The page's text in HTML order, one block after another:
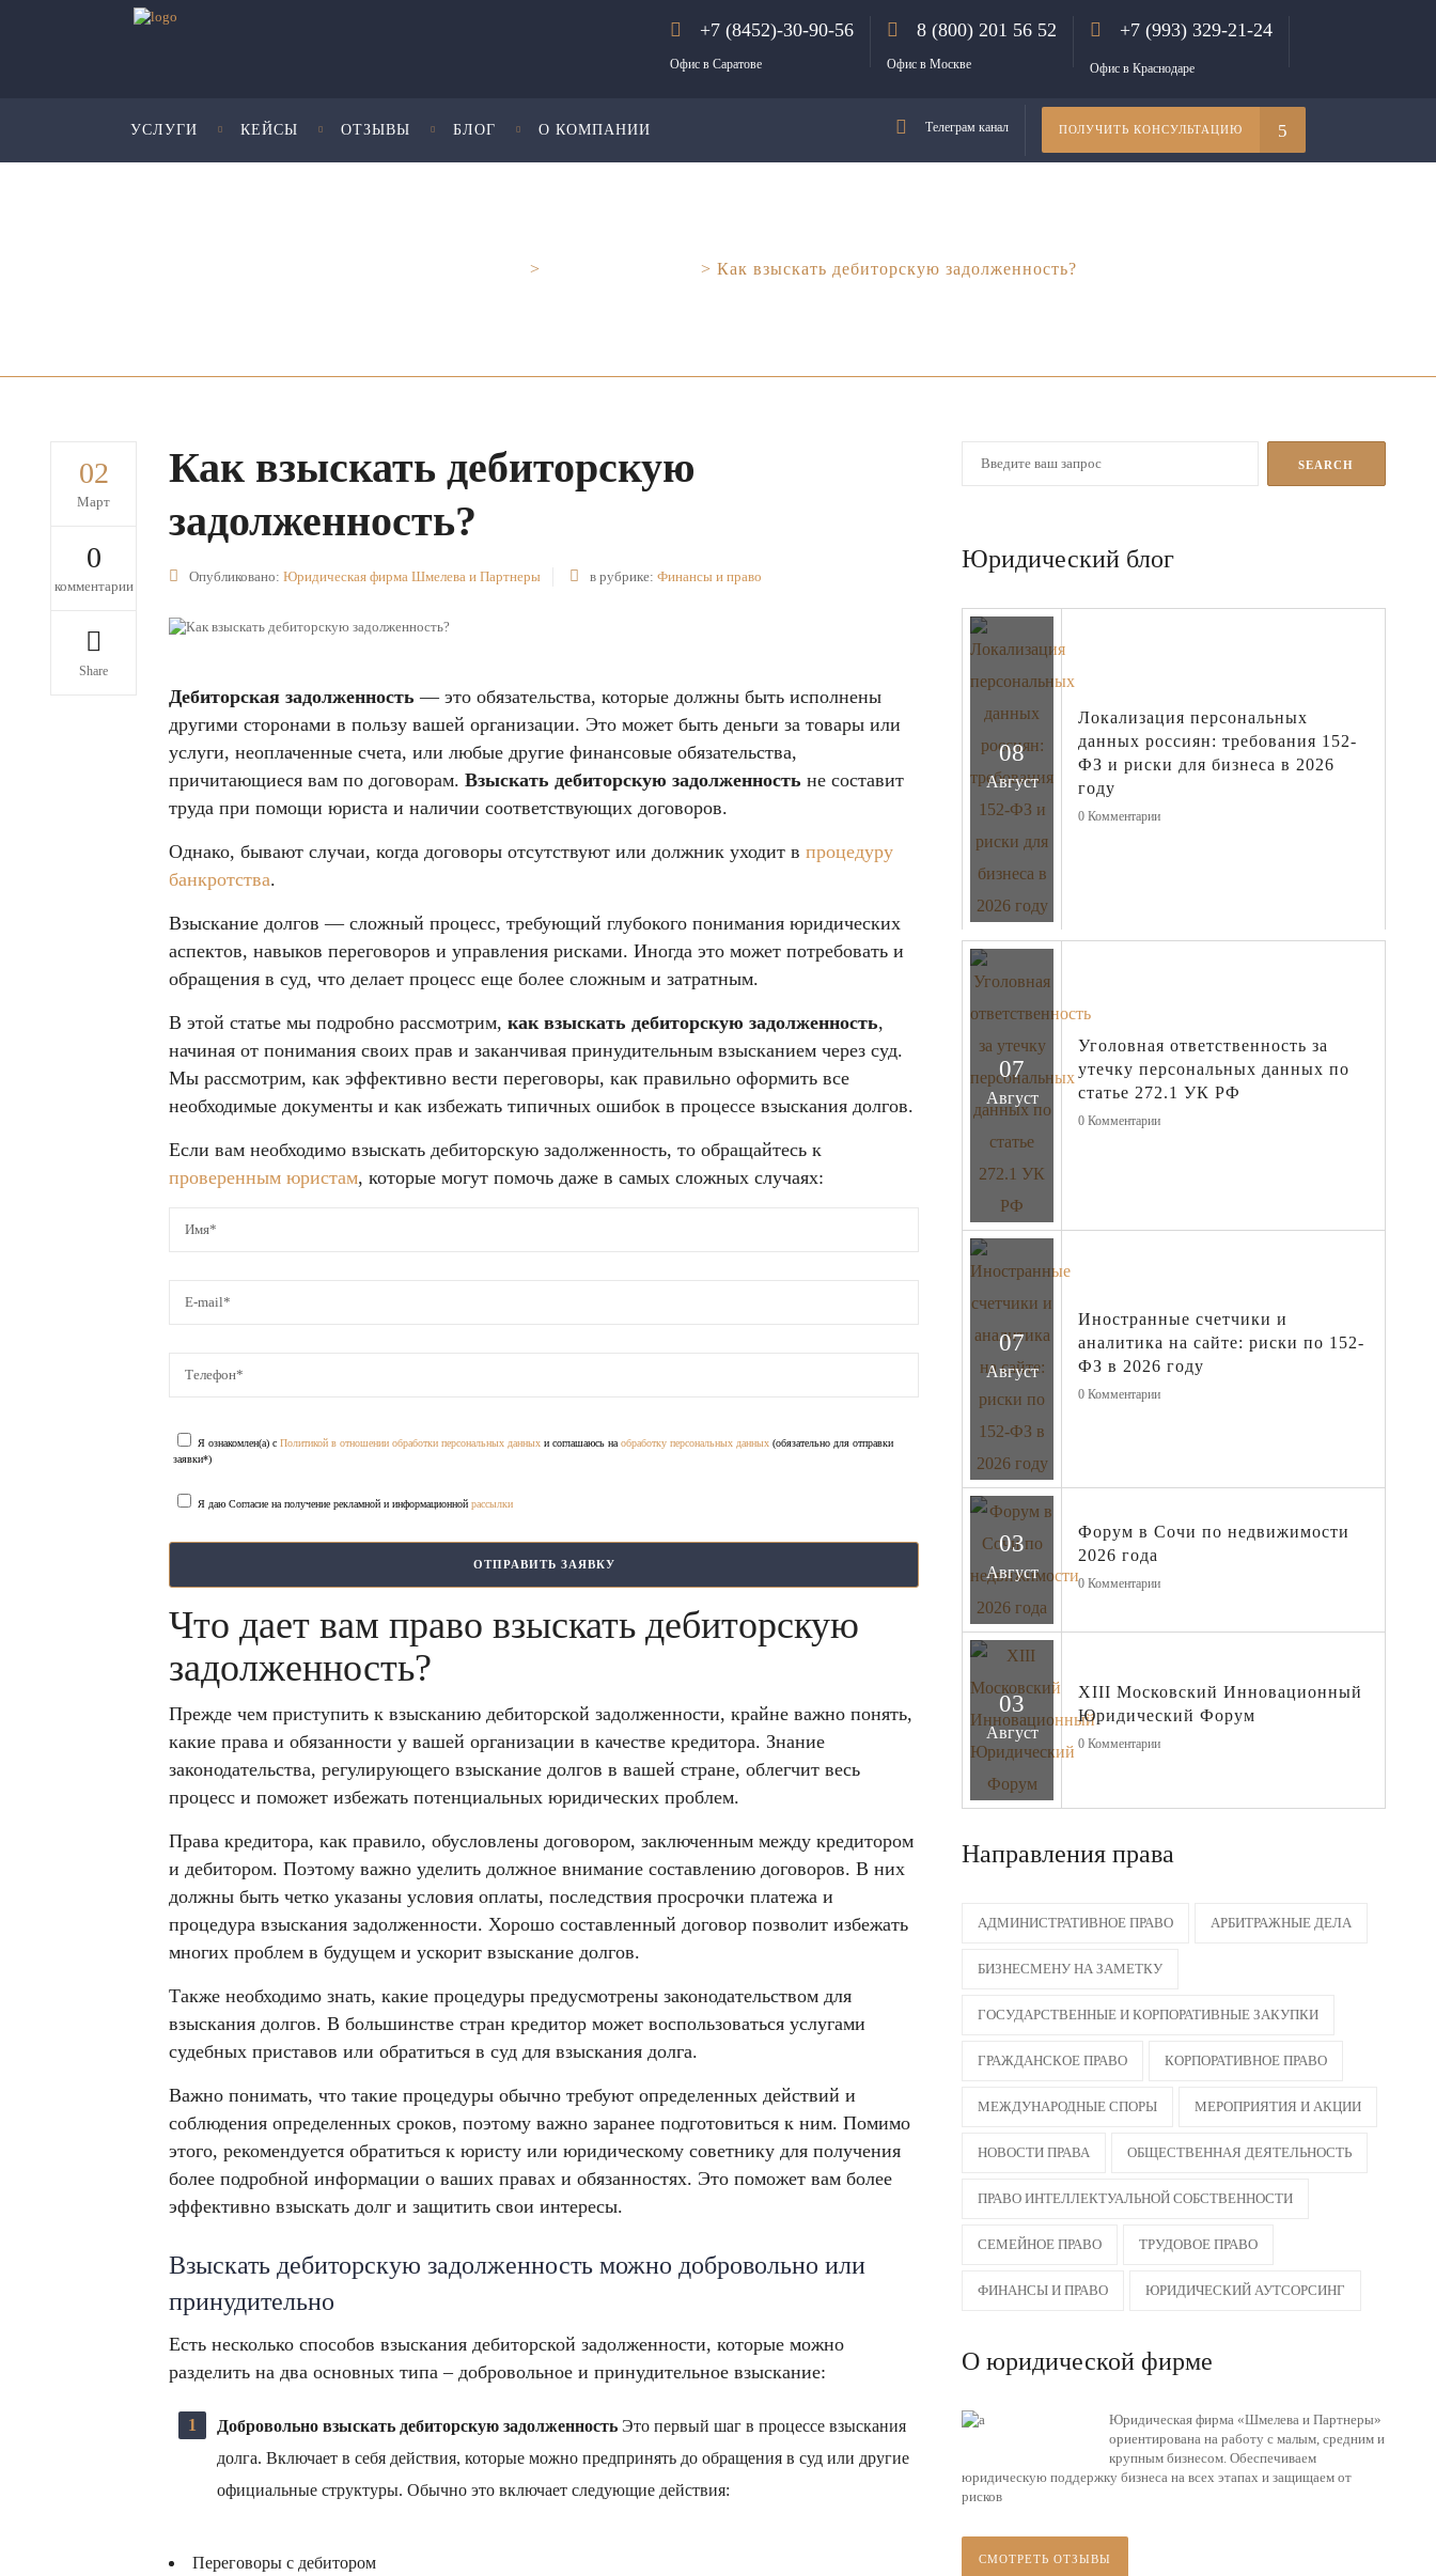
+7 (8452)-30-90-56
Офис в Саратове
8 (800) 201 56 52
Офис в Москве
+7 (993) 329-21-24
Офис в Краснодаре
УСЛУГИ КЕЙСЫ ОТЗЫВЫ БЛОГ О КОМПАНИИ Телеграм канал ПОЛУЧИТЬ КОНСУЛЬТАЦИЮ
> > Как взыскать дебиторскую задолженность?
02
Март
0
комментарии
Share
Как взыскать дебиторскую
задолженность?
Опубликовано:Юридическая фирма Шмелева и Партнеры в рубрике:Финансы и право
Дебиторская задолженность — это обязательства, которые должны быть исполнены
другими сторонами в пользу вашей организации. Это может быть деньги за товары или
услуги, неоплаченные счета, или любые другие финансовые обязательства,
причитающиеся вам по договорам.Взыскать дебиторскую задолженность не составит
труда при помощи юриста и наличии соответствующих договоров.
Однако, бывают случаи, когда договоры отсутствуют или должник уходит впроцедуру
банкротства.
Взыскание долгов — сложный процесс, требующий глубокого понимания юридических
аспектов, навыков переговоров и управления рисками. Иногда это может потребовать и
обращения в суд, что делает процесс еще более сложным и затратным.
В этой статье мы подробно рассмотрим,как взыскать дебиторскую задолженность,
начиная от понимания своих прав и заканчивая принудительным взысканием через суд.
Мы рассмотрим, как эффективно вести переговоры, как правильно оформить все
необходимые документы и как избежать типичных ошибок в процессе взыскания долгов.
Если вам необходимо взыскать дебиторскую задолженность, то обращайтесь к
проверенным юристам, которые могут помочь даже в самых сложных случаях:
Я ознакомлен(а) сПолитикой в отношении обработки персональных данных и соглашаюсь наобработку персональных данных (обязательно для отправки
заявки*)
Я даю Согласие на получение рекламной и информационнойрассылки
Что дает вам право взыскать дебиторскую
задолженность?
Прежде чем приступить к взысканию дебиторской задолженности, крайне важно понять,
какие права и обязанности у вашей организации в качестве кредитора. Знание
законодательства, регулирующего взыскание долгов в вашей стране, облегчит весь
процесс и поможет избежать потенциальных юридических проблем.
Права кредитора, как правило, обусловлены договором, заключенным между кредитором
и дебитором. Поэтому важно уделить должное внимание составлению договоров. В них
должны быть четко указаны условия оплаты, последствия просрочки платежа и
процедура взыскания задолженности. Хорошо составленный договор позволит избежать
многих проблем в будущем и ускорит взыскание долгов.
Также необходимо знать, какие процедуры предусмотрены законодательством для
взыскания долгов. В большинстве стран кредитор может воспользоваться услугами
судебных приставов или обратиться в суд для взыскания долга.
Важно понимать, что такие процедуры обычно требуют определенных действий и
соблюдения определенных сроков, поэтому важно заранее подготовиться к ним. Помимо
этого, рекомендуется обратиться к юристу или юридическому советнику для получения
более подробной информации о ваших правах и обязанностях. Это поможет вам более
эффективно взыскать долг и защитить свои интересы.
Взыскать дебиторскую задолженность можно добровольно или
принудительно
Есть несколько способов взыскания дебиторской задолженности, которые можно
разделить на два основных типа – добровольное и принудительное взыскание:
Добровольно взыскать дебиторскую задолженностьЭто первый шаг в процессе взыскания
долга. Включает в себя действия, которые можно предпринять до обращения в суд или другие
официальные структуры. Обычно это включает следующие действия:
Переговоры с дебитором
Юридический блог
08
Август
Локализация персональных
данных россиян: требования 152-
ФЗ и риски для бизнеса в 2026
году
0 Комментарии
07
Август
Уголовная ответственность за
утечку персональных данных по
статье 272.1 УК РФ
0 Комментарии
07
Август
Иностранные счетчики и
аналитика на сайте: риски по 152-
ФЗ в 2026 году
0 Комментарии
03
Август
Форум в Сочи по недвижимости
2026 года
0 Комментарии
03
Август
XIII Московский Инновационный
Юридический Форум
0 Комментарии
Направления права
АДМИНИСТРАТИВНОЕ ПРАВО АРБИТРАЖНЫЕ ДЕЛА
БИЗНЕСМЕНУ НА ЗАМЕТКУ
ГОСУДАРСТВЕННЫЕ И КОРПОРАТИВНЫЕ ЗАКУПКИ
ГРАЖДАНСКОЕ ПРАВО КОРПОРАТИВНОЕ ПРАВО
МЕЖДУНАРОДНЫЕ СПОРЫ МЕРОПРИЯТИЯ И АКЦИИ
НОВОСТИ ПРАВА ОБЩЕСТВЕННАЯ ДЕЯТЕЛЬНОСТЬ
ПРАВО ИНТЕЛЛЕКТУАЛЬНОЙ СОБСТВЕННОСТИ
СЕМЕЙНОЕ ПРАВО ТРУДОВОЕ ПРАВО
ФИНАНСЫ И ПРАВО ЮРИДИЧЕСКИЙ АУТСОРСИНГ
О юридической фирме
Юридическая фирма «Шмелева и Партнеры»
ориентирована на работу с малым, средним и
крупным бизнесом. Обеспечиваем
юридическую поддержку бизнеса на всех этапах и защищаем от
рисков
СМОТРЕТЬ ОТЗЫВЫ